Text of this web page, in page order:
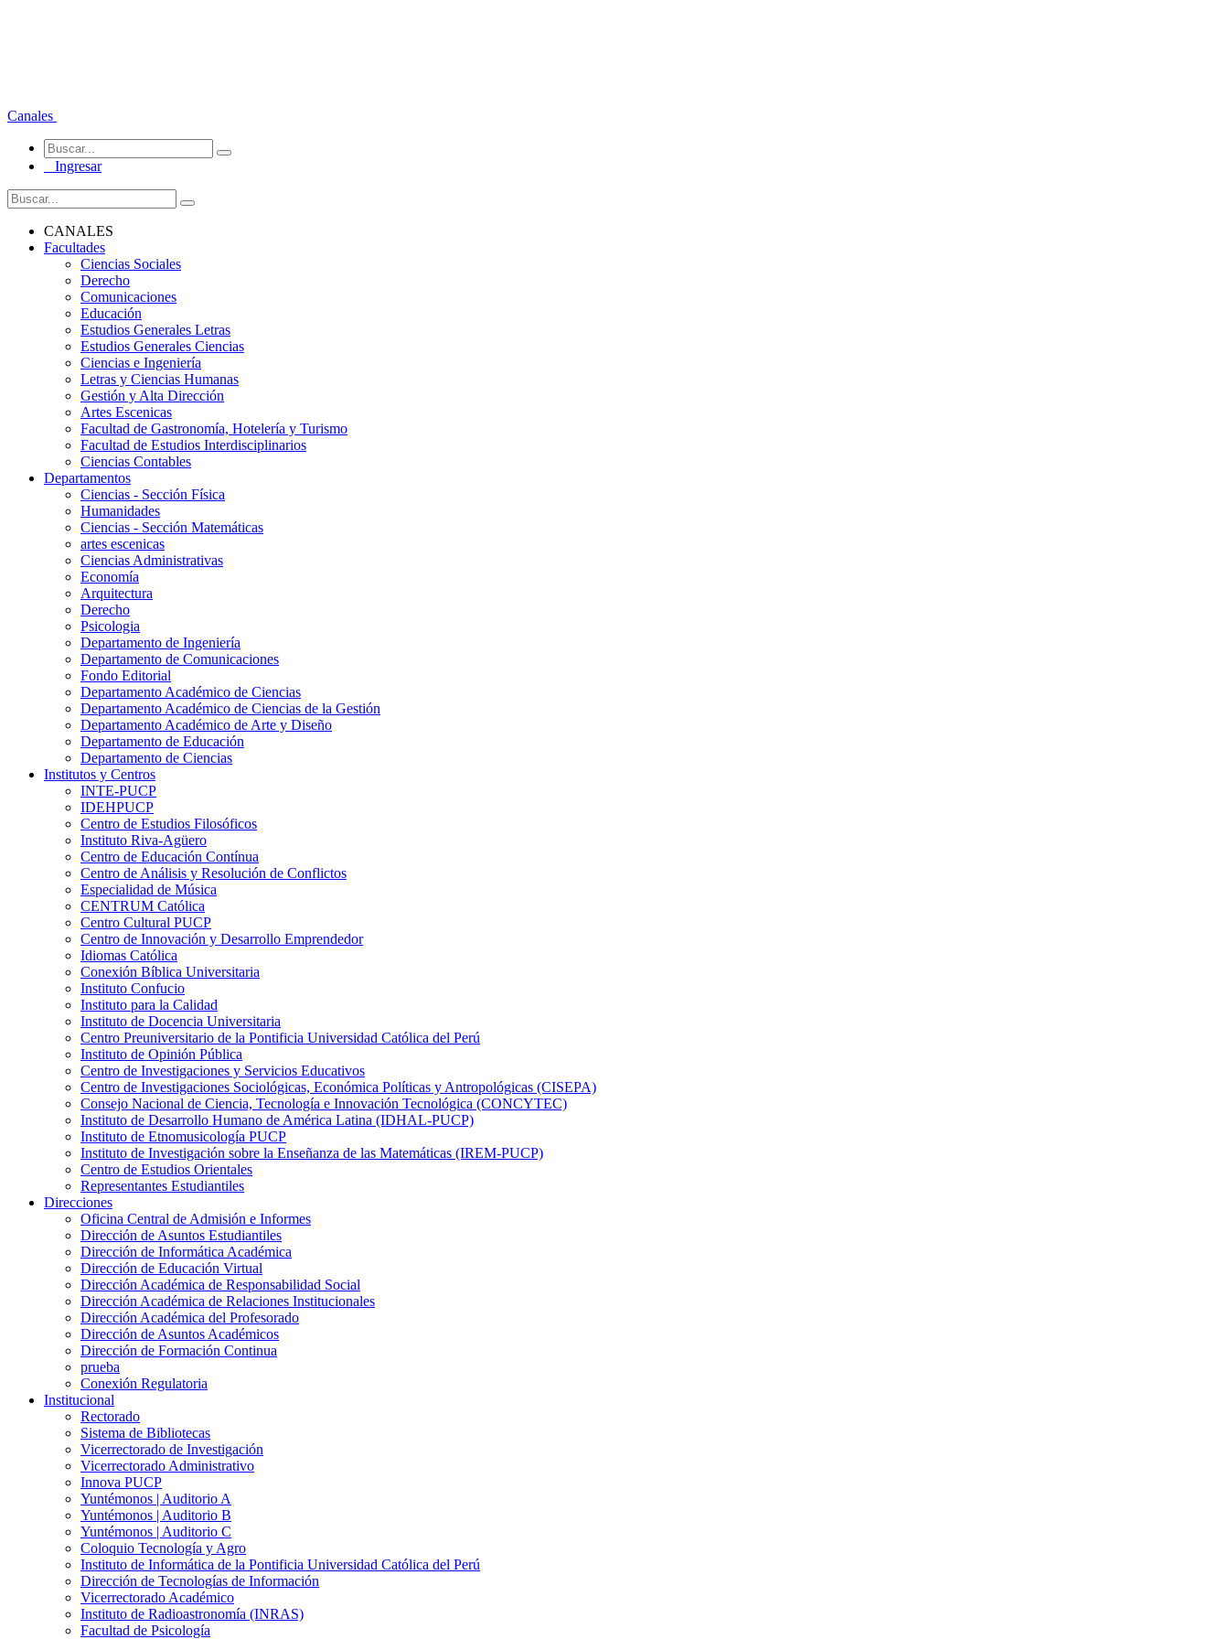
Canales
Ingresar
CANALES
Facultades
Ciencias Sociales
Derecho
Comunicaciones
Educación
Estudios Generales Letras
Estudios Generales Ciencias
Ciencias e Ingeniería
Letras y Ciencias Humanas
Gestión y Alta Dirección
Artes Escenicas
Facultad de Gastronomía, Hotelería y Turismo
Facultad de Estudios Interdisciplinarios
Ciencias Contables
Departamentos
Ciencias - Sección Física
Humanidades
Ciencias - Sección Matemáticas
artes escenicas
Ciencias Administrativas
Economía
Arquitectura
Derecho
Psicologia
Departamento de Ingeniería
Departamento de Comunicaciones
Fondo Editorial
Departamento Académico de Ciencias
Departamento Académico de Ciencias de la Gestión
Departamento Académico de Arte y Diseño
Departamento de Educación
Departamento de Ciencias
Institutos y Centros
INTE-PUCP
IDEHPUCP
Centro de Estudios Filosóficos
Instituto Riva-Agüero
Centro de Educación Contínua
Centro de Análisis y Resolución de Conflictos
Especialidad de Música
CENTRUM Católica
Centro Cultural PUCP
Centro de Innovación y Desarrollo Emprendedor
Idiomas Católica
Conexión Bíblica Universitaria
Instituto Confucio
Instituto para la Calidad
Instituto de Docencia Universitaria
Centro Preuniversitario de la Pontificia Universidad Católica del Perú
Instituto de Opinión Pública
Centro de Investigaciones y Servicios Educativos
Centro de Investigaciones Sociológicas, Económica Políticas y Antropológicas (CISEPA)
Consejo Nacional de Ciencia, Tecnología e Innovación Tecnológica (CONCYTEC)
Instituto de Desarrollo Humano de América Latina (IDHAL-PUCP)
Instituto de Etnomusicología PUCP
Instituto de Investigación sobre la Enseñanza de las Matemáticas (IREM-PUCP)
Centro de Estudios Orientales
Representantes Estudiantiles
Direcciones
Oficina Central de Admisión e Informes
Dirección de Asuntos Estudiantiles
Dirección de Informática Académica
Dirección de Educación Virtual
Dirección Académica de Responsabilidad Social
Dirección Académica de Relaciones Institucionales
Dirección Académica del Profesorado
Dirección de Asuntos Académicos
Dirección de Formación Continua
prueba
Conexión Regulatoria
Institucional
Rectorado
Sistema de Bibliotecas
Vicerrectorado de Investigación
Vicerrectorado Administrativo
Innova PUCP
Yuntémonos | Auditorio A
Yuntémonos | Auditorio B
Yuntémonos | Auditorio C
Coloquio Tecnología y Agro
Instituto de Informática de la Pontificia Universidad Católica del Perú
Dirección de Tecnologías de Información
Vicerrectorado Académico
Instituto de Radioastronomía (INRAS)
Facultad de Psicología